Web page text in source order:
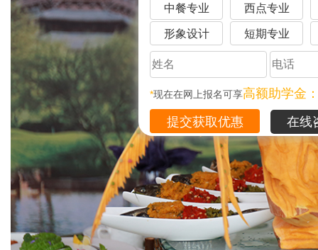
中餐专业 西点专业
形象设计 短期专业
*现在在网上报名可享高额助学金
在线